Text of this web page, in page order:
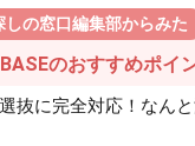
しの窓口編集部からみた
のおすすめポイ
抜に完全対応！なん